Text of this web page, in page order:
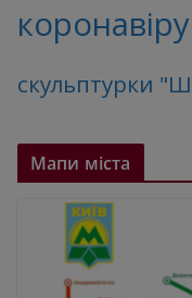
скульптурки
Мапи міста